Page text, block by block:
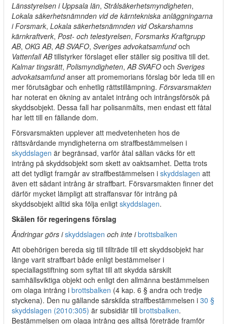
Länsstyrelsen i Uppsala län, Strålsäkerhetsmyndigheten,
Lokala säkerhetsnämnden vid de kärntekniska anläggningarna
i Forsmark, Lokala säkerhetsnämnden vid Oskarshamns
kärnkraftverk, Post- och telestyrelsen, Forsmarks Kraftgrupp
AB, OKG AB,AB SVAFO, Sveriges advokatsamfundoch
Vattenfall ABtillstyrker förslaget eller ställer sig positiva till det.
Kalmar tingsrätt, Polismyndigheten,AB SVAFO och Sveriges
advokatsamfundanser att promemorians förslag bör leda till en
mer förutsägbar och enhetlig rättstillämpning. Försvarsmakten
har noterat en ökning av antalet intrång och intrångsförsök på
skyddsobjekt. Dessa fall har polisanmälts, men endast ett fåtal
har lett till en fällande dom.
Försvarsmakten upplever att medvetenheten hos de
rättsvårdande myndigheterna om straffbestämmelsen i
skyddslagen är begränsad, varför åtal sällan väcks för ett
intrång på skyddsobjekt som skett av oaktsamhet. Detta trots
att det tydligt framgår av straffbestämmelsen i skyddslagen att
även ett sådant intrång är straffbart. Försvarsmakten finner det
därför mycket lämpligt att straffansvar för intrång på
skyddsobjekt alltid ska följa enligt skyddslagen.
Skälen för regeringens förslag
Ändringar görs iskyddslagen och inte ibrottsbalken
Att obehörigen bereda sig till tillträde till ett skyddsobjekt har
länge varit straffbart både enligt bestämmelser i
speciallagstiftning som syftat till att skydda särskilt
samhällsviktiga objekt och enligt den allmänna bestämmelsen
om olaga intrång i brottsbalken (4 kap. 6 § andra och tredje
styckena). Den nu gällande särskilda straffbestämmelsen i 30 §
skyddslagen (2010:305) är subsidiär till brottsbalken.
Bestämmelsen om olaga intrång ges alltså företräde framför